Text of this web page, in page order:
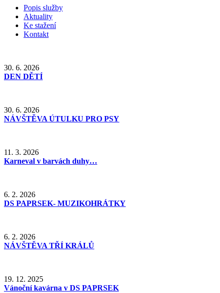
Popis služby
Aktuality
Ke stažení
Kontakt
30. 6. 2026
DEN DĚTÍ
30. 6. 2026
NÁVŠTĚVA ÚTULKU PRO PSY
11. 3. 2026
Karneval v barvách duhy…
6. 2. 2026
DS PAPRSEK- MUZIKOHRÁTKY
6. 2. 2026
NÁVŠTĚVA TŘÍ KRÁLŮ
19. 12. 2025
Vánoční kavárna v DS PAPRSEK